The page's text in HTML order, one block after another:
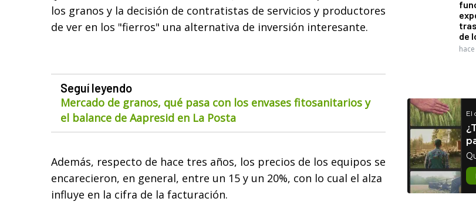
los granos y la decisión de contratistas de servicios y productores
de ver en los "fierros" una alternativa de inversión interesante.
Seguí leyendo
Mercado de granos, qué pasa con los envases fitosanitarios y
el balance de Aapresid en La Posta
Además, respecto de hace tres años, los precios de los equipos se
encarecieron, en general, entre un 15 y un 20%, con lo cual el alza
influye en la cifra de la facturación.
de
El